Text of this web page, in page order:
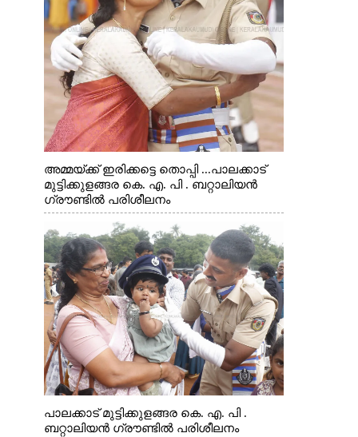
അമ്മയ്ക്ക് ഇരിക്കട്ടെ തൊപ്പി ...പാലക്കാട്
മുട്ടിക്കുളങ്ങര കെ. എ. പി . ബറ്റാലിയൻ
ഗ്രൗണ്ടിൽ പരിശീലനം
പാലക്കാട് മുട്ടിക്കുളങ്ങര കെ. എ. പി .
ബറ്റാലിയൻ ഗ്രൗണ്ടിൽ പരിശീലനം